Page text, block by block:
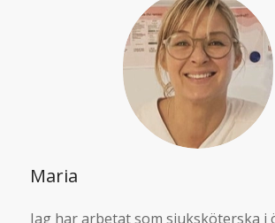
Maria
Jag har arbetat som sjuksköterska i